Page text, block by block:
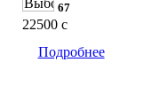
67
22500 c
Подробнее